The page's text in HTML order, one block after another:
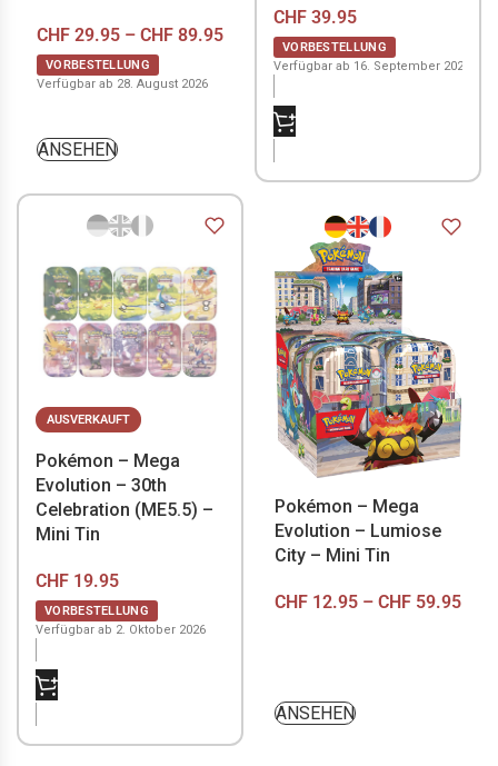
CHF 29.95 – CHF 89.95
VORBESTELLUNG
Verfügbar ab 28. August 2026
ANSEHEN
CHF39.95
VORBESTELLUNG
Verfügbar ab 16. September 2026
AUSVERKAUFT
Pokémon – Mega
Evolution – 30th
Celebration (ME5.5) –
Mini Tin
CHF 19.95
VORBESTELLUNG
Verfügbar ab 2. Oktober 2026
Pokémon – Mega
Evolution – Lumiose
City – Mini Tin
CHF12.95 – CHF59.95
ANSEHEN